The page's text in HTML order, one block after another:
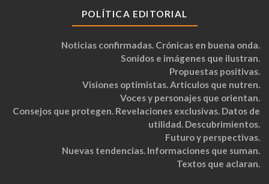
POLÍTICA EDITORIAL
Noticias confirmadas. Crónicas en buena onda.
Sonidos e imágenes que ilustran.
Propuestas positivas.
Visiones optimistas. Artículos que nutren.
Voces y personajes que orientan.
Consejos que protegen. Revelaciones exclusivas. Datos de
utilidad. Descubrimientos.
Futuro y perspectivas.
Nuevas tendencias. Informaciones que suman.
Textos que aclaran.